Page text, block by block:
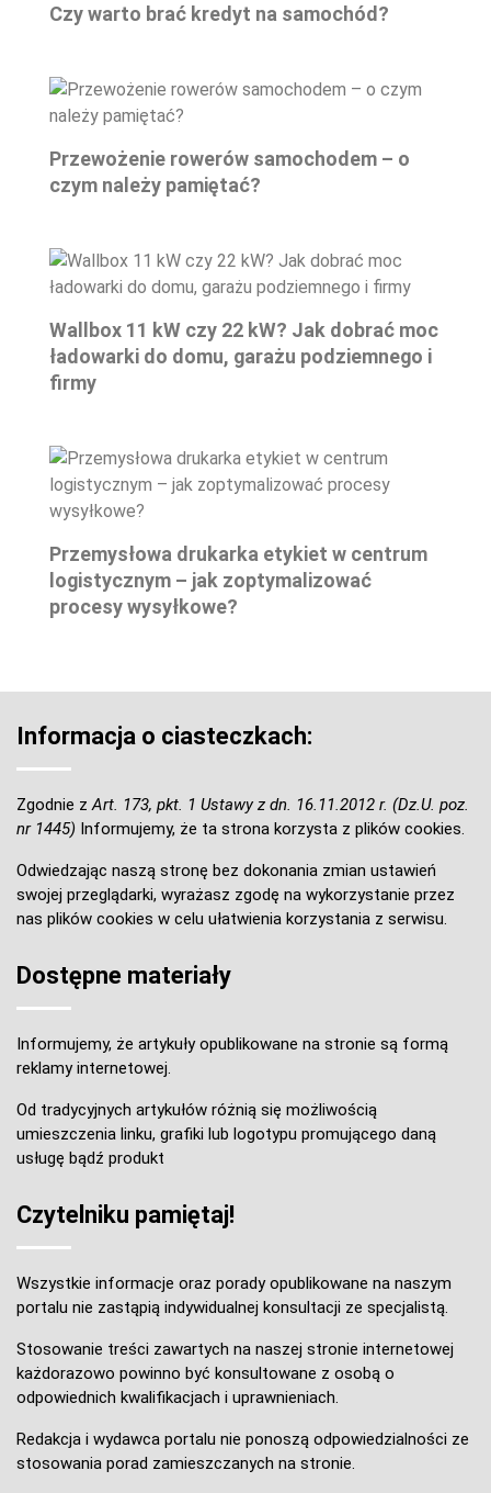
Czy warto brać kredyt na samochód?
Przewożenie rowerów samochodem – o
czym należy pamiętać?
Wallbox 11 kW czy 22 kW? Jak dobrać moc
ładowarki do domu, garażu podziemnego i
firmy
Przemysłowa drukarka etykiet w centrum
logistycznym – jak zoptymalizować
procesy wysyłkowe?
Informacja o ciasteczkach:
Zgodnie zArt. 173, pkt. 1 Ustawy z dn. 16.11.2012 r. (Dz.U. poz.
nr 1445) Informujemy, że ta strona korzysta z plików cookies.
Odwiedzając naszą stronę bez dokonania zmian ustawień
swojej przeglądarki, wyrażasz zgodę na wykorzystanie przez
nas plików cookies w celu ułatwienia korzystania z serwisu.
Dostępne materiały
Informujemy, że artykuły opublikowane na stronie są formą
reklamy internetowej.
Od tradycyjnych artykułów różnią się możliwością
umieszczenia linku, grafiki lub logotypu promującego daną
usługę bądź produkt
Czytelniku pamiętaj!
Wszystkie informacje oraz porady opublikowane na naszym
portalu nie zastąpią indywidualnej konsultacji ze specjalistą.
Stosowanie treści zawartych na naszej stronie internetowej
każdorazowo powinno być konsultowane z osobą o
odpowiednich kwalifikacjach i uprawnieniach.
Redakcja i wydawca portalu nie ponoszą odpowiedzialności ze
stosowania porad zamieszczanych na stronie.